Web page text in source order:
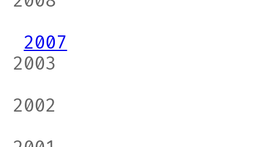
2007
2003
2002